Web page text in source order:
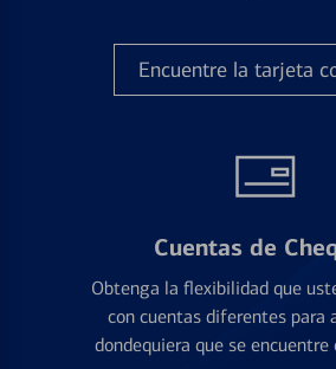
Encuentre la tarjeta
Cuentas de
Obtenga la flexibilidad que
con cuentas diferentes para
dondequiera que se encuentre